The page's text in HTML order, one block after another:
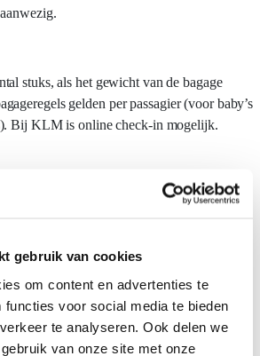
gebruik van cookies
om content en advertenties te
functies voor social media te bieden
te analyseren. Ook delen we
van onze site met onze
stuks, als het gewicht van de bagage
gelden per passagier (voor baby’s
Bij KLM is online check-in mogelijk.
mag maximaal 158 cm zijn per stuk.
u dus bij check-in een toeslag (bijv. vanuit
per vlucht of aaneengesloten vluchten, dus
stopover). SkyTeam Elite/ElitePlus
koffer van max. 23 kg gratis meenemen.